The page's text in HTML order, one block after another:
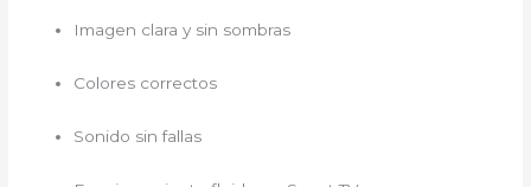
Imagen clara y sin sombras
Colores correctos
Sonido sin fallas